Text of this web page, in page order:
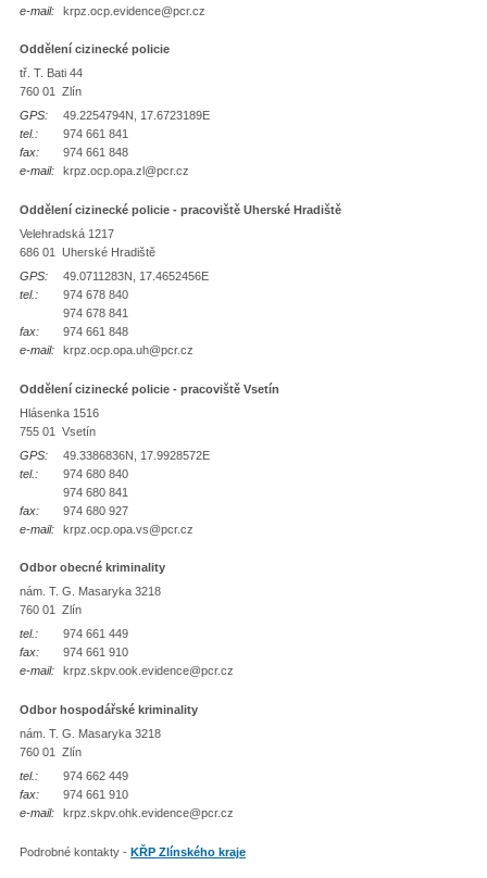
e-mail:
krpz.ocp.evidence@pcr.cz
Oddělení cizinecké policie
tř. T. Bati 44
760 01 Zlín
GPS:
49.2254794N, 17.6723189E
tel.:
974 661 841
fax:
974 661 848
e-mail:
krpz.ocp.opa.zl@pcr.cz
Oddělení cizinecké policie - pracoviště Uherské Hradiště
Velehradská 1217
686 01 Uherské Hradiště
GPS:
49.0711283N, 17.4652456E
tel.:
974 678 840
974 678 841
fax:
974 661 848
e-mail:
krpz.ocp.opa.uh@pcr.cz
Oddělení cizinecké policie - pracoviště Vsetín
Hlásenka 1516
755 01 Vsetín
GPS:
49.3386836N, 17.9928572E
tel.:
974 680 840
974 680 841
fax:
974 680 927
e-mail:
krpz.ocp.opa.vs@pcr.cz
Odbor obecné kriminality
nám. T. G. Masaryka 3218
760 01 Zlín
tel.:
974 661 449
fax:
974 661 910
e-mail:
krpz.skpv.ook.evidence@pcr.cz
Odbor hospodářské kriminality
nám. T. G. Masaryka 3218
760 01 Zlín
tel.:
974 662 449
fax:
974 661 910
e-mail:
krpz.skpv.ohk.evidence@pcr.cz
Podrobné kontakty - KŘP Zlínského kraje